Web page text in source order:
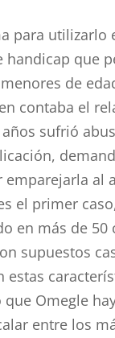
para utilizarlo
handicap que
de
contaba el
sufrió
al
el primer
en más de 50
supuestos
estas
Omegle
entre los